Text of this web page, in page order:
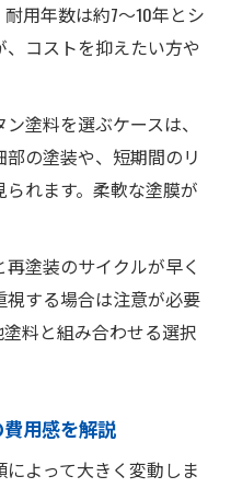
用年数は約7〜10年とシ
コストを抑えたい方や
塗料を選ぶケースは、
の塗装や、短期間のリ
れます。柔軟な塗膜が
塗装のサイクルが早く
する場合は注意が必要
料と組み合わせる選択
用感を解説
よって大きく変動しま